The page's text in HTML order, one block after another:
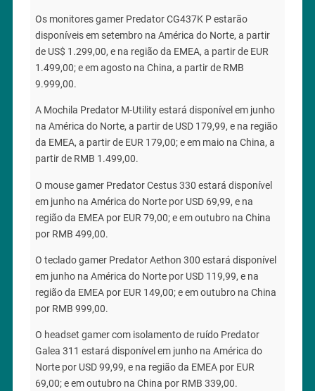
Os monitores gamer Predator CG437K P estarão
disponíveis em setembro na América do Norte, a partir
de US$ 1.299,00, e na região da EMEA, a partir de EUR
1.499,00; e em agosto na China, a partir de RMB
9.999,00.
A Mochila Predator M-Utility estará disponível em junho
na América do Norte, a partir de USD 179,99, e na região
da EMEA, a partir de EUR 179,00; e em maio na China, a
partir de RMB 1.499,00.
O mouse gamer Predator Cestus 330 estará disponível
em junho na América do Norte por USD 69,99, e na
região da EMEA por EUR 79,00; e em outubro na China
por RMB 499,00.
O teclado gamer Predator Aethon 300 estará disponível
em junho na América do Norte por USD 119,99, e na
região da EMEA por EUR 149,00; e em outubro na China
por RMB 999,00.
O headset gamer com isolamento de ruído Predator
Galea 311 estará disponível em junho na América do
Norte por USD 99,99, e na região da EMEA por EUR
69,00; e em outubro na China por RMB 339,00.